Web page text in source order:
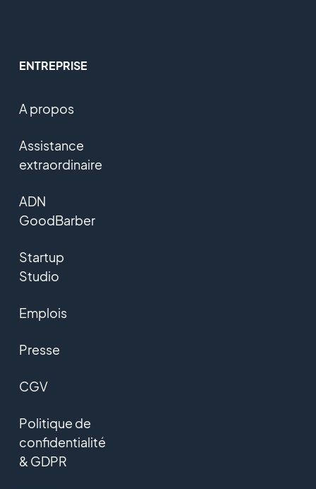
ENTREPRISE
A propos
Assistance
extraordinaire
ADN
GoodBarber
Startup
Studio
Emplois
Presse
CGV
Politique de
confidentialité
& GDPR